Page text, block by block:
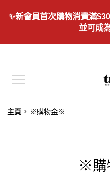
✨新會員首次購物消費滿
並可成
主頁 ※購物金※
※購